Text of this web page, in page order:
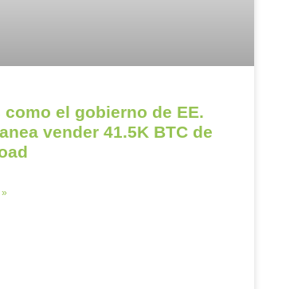
como el gobierno de EE.
vender 41.5K BTC de